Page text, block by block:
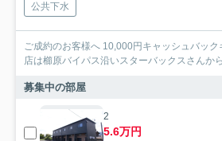
公共下水
ご成約のお客様へ 10,000円キャッシュバッ
店は櫛原バイパス沿いスターバックスさんか
募集中の部屋
2
5.6万円